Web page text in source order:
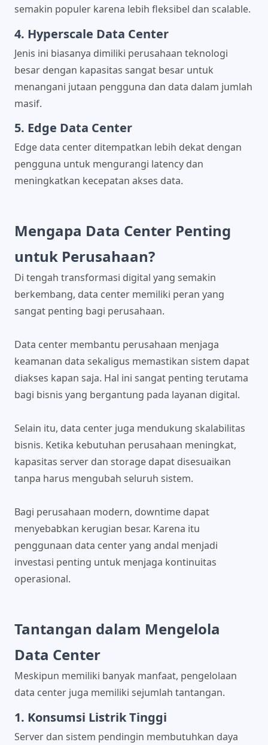
semakin populer karena lebih fleksibel dan scalable.
4. Hyperscale Data Center
Jenis ini biasanya dimiliki perusahaan teknologi
besar dengan kapasitas sangat besar untuk
menangani jutaan pengguna dan data dalam jumlah
masif.
5. Edge Data Center
Edge data center ditempatkan lebih dekat dengan
pengguna untuk mengurangi latency dan
meningkatkan kecepatan akses data.
Mengapa Data Center Penting
untuk Perusahaan?
Di tengah transformasi digital yang semakin
berkembang, data center memiliki peran yang
sangat penting bagi perusahaan.
Data center membantu perusahaan menjaga
keamanan data sekaligus memastikan sistem dapat
diakses kapan saja. Hal ini sangat penting terutama
bagi bisnis yang bergantung pada layanan digital.
Selain itu, data center juga mendukung skalabilitas
bisnis. Ketika kebutuhan perusahaan meningkat,
kapasitas server dan storage dapat disesuaikan
tanpa harus mengubah seluruh sistem.
Bagi perusahaan modern, downtime dapat
menyebabkan kerugian besar. Karena itu
penggunaan data center yang andal menjadi
investasi penting untuk menjaga kontinuitas
operasional.
Tantangan dalam Mengelola
Data Center
Meskipun memiliki banyak manfaat, pengelolaan
data center juga memiliki sejumlah tantangan.
1. Konsumsi Listrik Tinggi
Server dan sistem pendingin membutuhkan daya